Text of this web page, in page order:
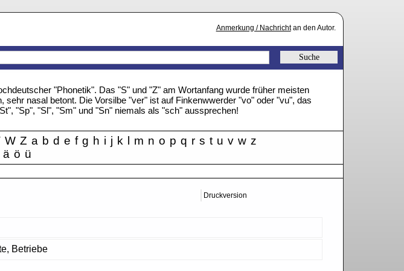
Anmerkung / Nachrichtan den Autor.
"Phonetik". Das "S" und "Z" am Wortanfang wurde früher meisten
nasal betont. Die Vorsilbe "ver" ist auf Finkenwwerder "vo" oder "vu", das
"Sp", "Sl", "Sm" und "Sn" niemals als "sch" aussprechen!
W Z a b d e f g h i j k l m n o p q r s t u v w z
ä ö ü
Druckversion
Betriebe